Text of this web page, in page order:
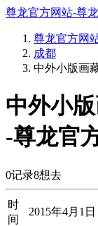
尊龙官方网站-尊
尊龙官方网
成都
中外小版画
中外小
-尊龙官
0记录8想去
时
间
2015年4月1